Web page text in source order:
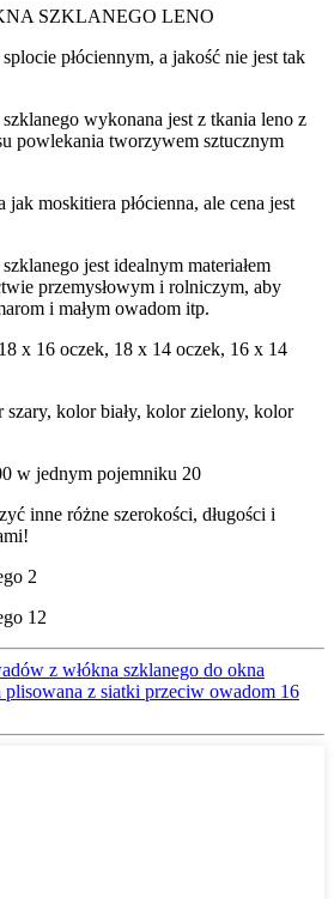
SZKLANEGO LENO
płóciennym, a jakość nie jest tak
wykonana jest z tkania leno z
powlekania tworzywem sztucznym
jak moskitiera płócienna, ale cena jest
jest idealnym materiałem
przemysłowym i rolniczym, aby
i małym owadom itp.
x 16 oczek, 18 x 14 oczek, 16 x 14
kolor biały, kolor zielony, kolor
w jednym pojemniku 20
inne różne szerokości, długości i
z włókna szklanego do okna
plisowana z siatki przeciw owadom 16